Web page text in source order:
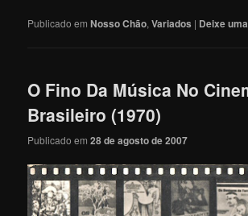
Publicado em Nosso Chão,Variados | Deixe
O Fino Da Música No
Brasileiro (1970)
Publicado em28 de agosto de 2007